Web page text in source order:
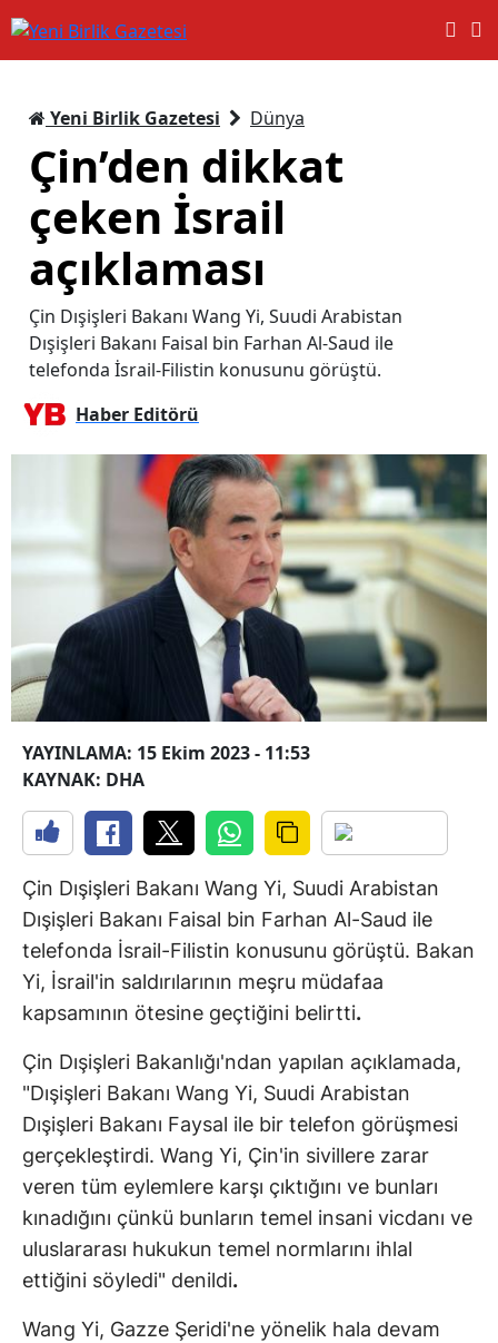
Yeni Birlik Gazetesi Dünya
Çin’den dikkat
çeken İsrail
açıklaması
Çin Dışişleri Bakanı Wang Yi, Suudi Arabistan
Dışişleri Bakanı Faisal bin Farhan Al-Saud ile
telefonda İsrail-Filistin konusunu görüştü.
Haber Editörü
YAYINLAMA: 15 Ekim 2023 - 11:53
KAYNAK: DHA
Çin Dışişleri Bakanı Wang Yi, Suudi Arabistan
Dışişleri Bakanı Faisal bin Farhan Al-Saud ile
telefonda İsrail-Filistin konusunu görüştü. Bakan
Yi, İsrail'in saldırılarının meşru müdafaa
kapsamının ötesine geçtiğini belirtti.
Çin Dışişleri Bakanlığı'ndan yapılan açıklamada,
"Dışişleri Bakanı Wang Yi, Suudi Arabistan
Dışişleri Bakanı Faysal ile bir telefon görüşmesi
gerçekleştirdi. Wang Yi, Çin'in sivillere zarar
veren tüm eylemlere karşı çıktığını ve bunları
kınadığını çünkü bunların temel insani vicdanı ve
uluslararası hukukun temel normlarını ihlal
ettiğini söyledi" denildi.
Wang Yi, Gazze Şeridi'ne yönelik hala devam